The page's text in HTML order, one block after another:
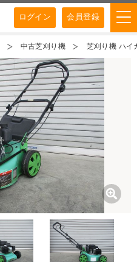
ログイン 会員登録
中古芝刈り機 芝刈り機 ハイ